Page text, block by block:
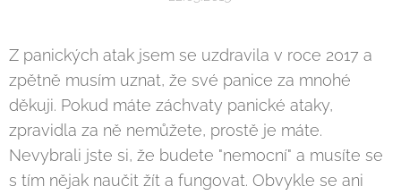
Z panických atak jsem se uzdravila v roce 2017 a
zpětně musím uznat, že své panice za mnohé
děkuji. Pokud máte záchvaty panické ataky,
zpravidla za ně nemůžete, prostě je máte.
Nevybrali jste si, že budete "nemocní" a musíte se
s tím nějak naučit žít a fungovat. Obvykle se ani